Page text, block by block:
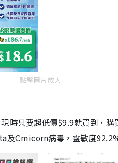
點擊圖片放大
時只要超低價$9.9就買到，購
及Omicorn病毒，靈敏度